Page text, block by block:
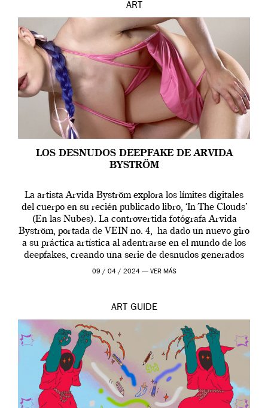
ART
LOS DESNUDOS DEEPFAKE DE ARVIDA
BYSTRÖM
La artista Arvida Byström explora los límites digitales
del cuerpo en su recién publicado libro, ‘In The Clouds’
(En las Nubes). La controvertida fotógrafa Arvida
Byström, portada de VEIN no. 4, ha dado un nuevo giro
a su práctica artística al adentrarse en el mundo de los
deepfakes, creando una serie de desnudos generados
por […]
09 / 04 / 2024 — VER MÁS
ART GUIDE